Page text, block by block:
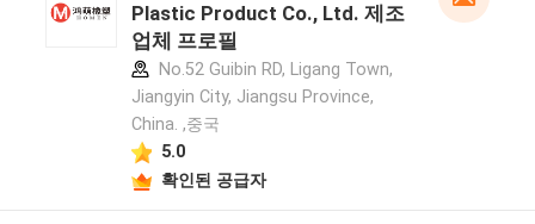
Plastic Product Co., Ltd. 제조
업체 프로필
No.52 Guibin RD, Ligang Town,
Jiangyin City, Jiangsu Province,
China. ,중국
5.0
확인된 공급자